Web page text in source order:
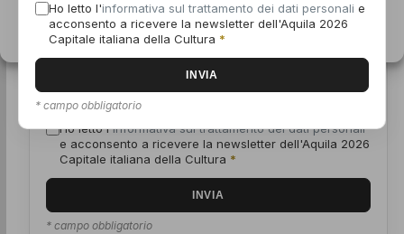
Informativa sui cookieDichiarazione sulla Privacy
Indirizzo email*
Ho letto l'informativa sul trattamento dei dati personali
e acconsento a ricevere la newsletter dell'Aquila 2026
Capitale italiana della Cultura *
* campo obbligatorio
Ho letto l'informativa sul trattamento dei dati personali e
acconsento a ricevere la newsletter dell'Aquila 2026
Capitale italiana della Cultura *
* campo obbligatorio